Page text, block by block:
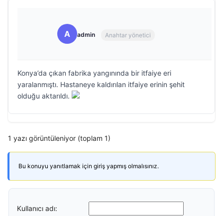
A admin Anahtar yönetici
Konya’da çıkan fabrika yangınında bir itfaiye eri
yaralanmıştı. Hastaneye kaldırılan itfaiye erinin şehit
olduğu aktarıldı.
1 yazı görüntüleniyor (toplam 1)
Bu konuyu yanıtlamak için giriş yapmış olmalısınız.
Kullanıcı adı: